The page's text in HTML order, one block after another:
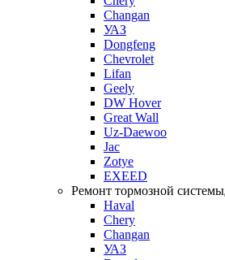
Changan
УАЗ
Dongfeng
Chevrolet
Lifan
Geely
DW Hover
Great Wall
Uz-Daewoo
Jac
Zotye
EXEED
Ремонт тормозной системы
Haval
Chery
Changan
УАЗ